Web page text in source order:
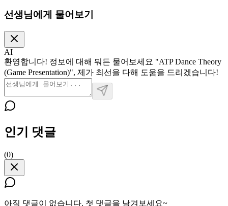
선생님에게 물어보기
AI
환영합니다! 정보에 대해 뭐든 물어보세요 "ATP Dance Theory
(Game Presentation)", 제가 최선을 다해 도움을 드리겠습니다!
인기 댓글
(0)
아직 댓글이 없습니다. 첫 댓글을 남겨보세요~